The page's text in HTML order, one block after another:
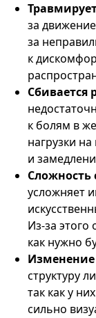
за
за
к
Сбивается
к болям в
нагрузки
и
Сложность
усложняет
Из-за этого
как нужно
структуру
так как у
сильно